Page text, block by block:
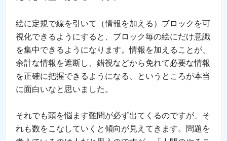
絵に定規で線を引いて（情報を加える）ブロックを可
視化できるようにすると、ブロック毎の絵にだけ意識
を集中できるようになります。情報を加えることが、
余計な情報を遮断し、錯視などから免れて必要な情報
を正確に把握できるようになる、というところが本当
に面白いなと思いました。
それでも頭を悩ます難問が必ず出てくるのですが、そ
れも数をこなしていくと傾向が見えてきます。問題を